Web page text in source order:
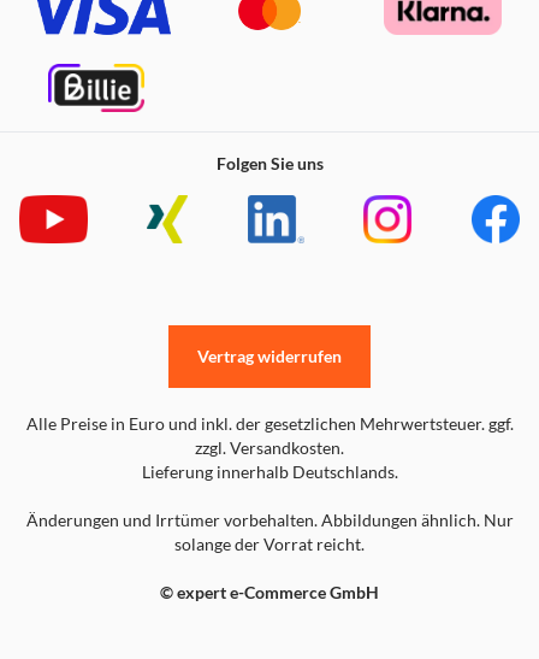
Folgen Sie uns
Alle Preise in Euro und inkl. der gesetzlichen Mehrwertsteuer. ggf.
zzgl. Versandkosten.
Lieferung innerhalb Deutschlands.
Änderungen und Irrtümer vorbehalten. Abbildungen ähnlich. Nur
solange der Vorrat reicht.
© expert e-Commerce GmbH
Vertrag widerrufen